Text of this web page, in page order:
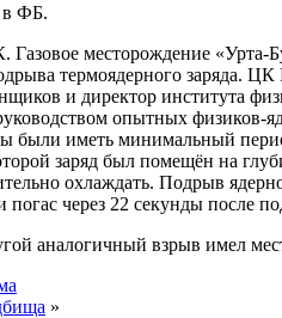
в ФБ.
месторождение «Урта-
термоядерного заряда.
и директор института
опытных физиков-
были иметь минимальный
заряд был помещён на
охлаждать. Подрыв
через 22 секунды после
аналогичный взрыв имел
»